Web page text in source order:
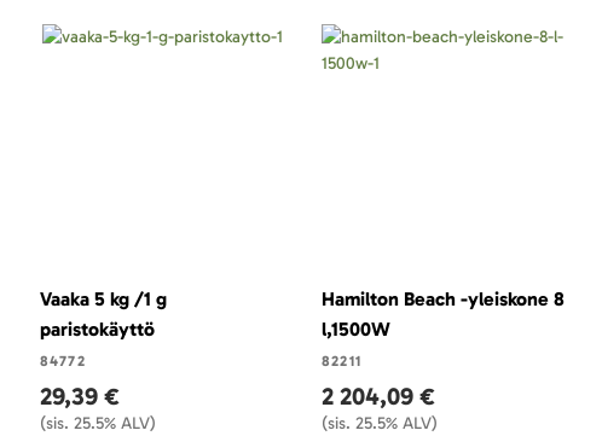
Vaaka 5 kg /1 g
paristokäyttö
84772
29,39 €
(sis. 25.5% ALV)
Hamilton Beach -yleiskone 8
l,1500W
82211
2 204,09 €
(sis. 25.5% ALV)